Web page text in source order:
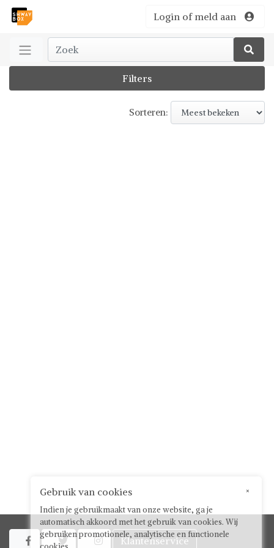
Login of meld aan
Filters
Sorteren:
   Klantenservice
×
Gebruik van cookies
Indien je gebruikmaakt van onze website, ga je
automatisch akkoord met het gebruik van cookies. Wij
gebruiken promotionele, analytische en functionele